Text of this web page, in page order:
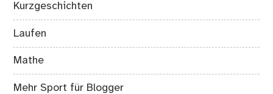
Kurzgeschichten
Laufen
Mathe
Mehr Sport für Blogger